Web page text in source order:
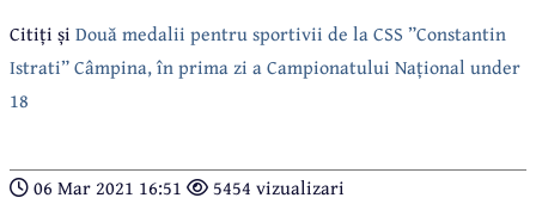
Citiți și Două medalii pentru sportivii de la CSS ”Constantin
Istrati” Câmpina, în prima zi a Campionatului Național under
18
06 Mar 2021 16:51 5454 vizualizari